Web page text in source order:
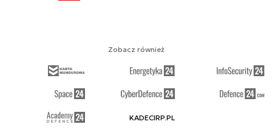
Zobacz również
KADECIRP.PL